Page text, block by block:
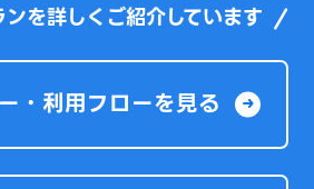
を詳しくご紹介しています
・利用フローを見る